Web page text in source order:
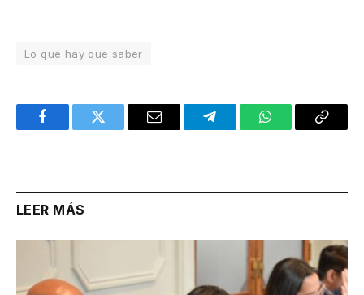
Lo que hay que saber
FacebookTwitter Email TelegramWhatsAppCopy
LEER MÁS